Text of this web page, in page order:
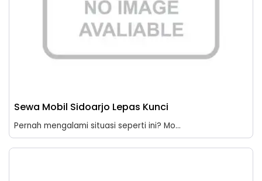
Sewa Mobil Sidoarjo Lepas Kunci
Pernah mengalami situasi seperti ini? Mo...